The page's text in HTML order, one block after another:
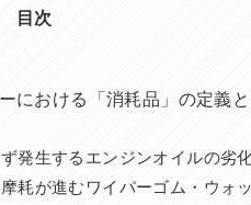
目次
における「消耗品」の定義と
発生するエンジンオイルの劣
耗が進むワイパーゴム・ウォ